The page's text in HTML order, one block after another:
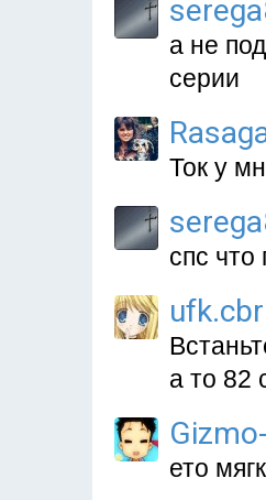
а не
серии
Ток у
спс что
ufk.cbr
а то 82
ето